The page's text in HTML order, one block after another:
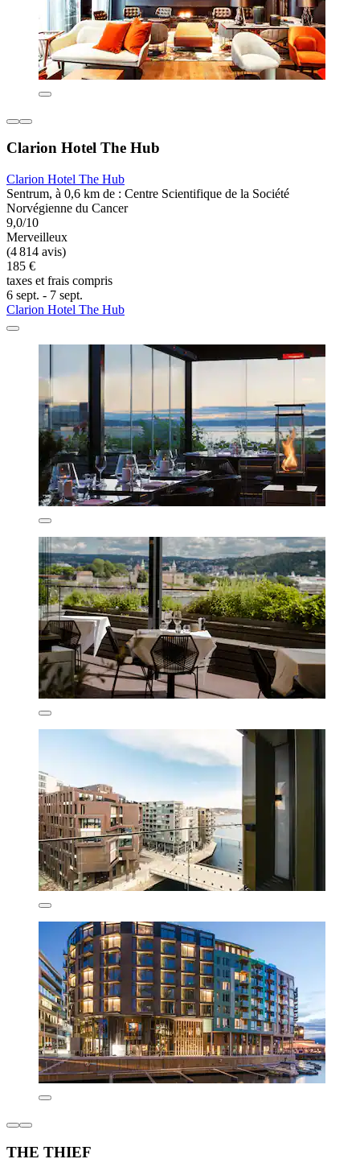
Clarion Hotel The Hub
Clarion Hotel The Hub
Sentrum, à 0,6 km de : Centre Scientifique de la Société
Norvégienne du Cancer
9,0/10
Merveilleux
(4 814 avis)
185 €
taxes et frais compris
6 sept. - 7 sept.
Clarion Hotel The Hub
THE THIEF